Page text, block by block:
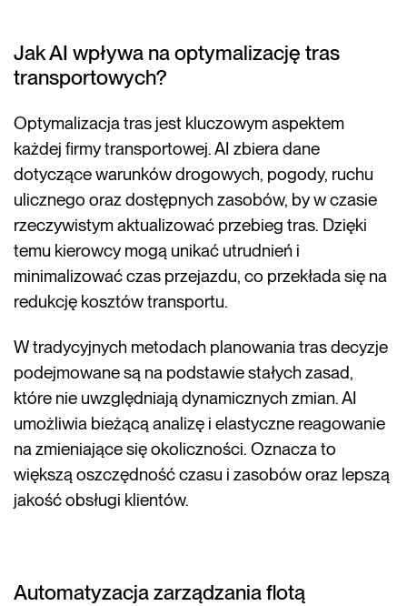
Jak AI wpływa na optymalizację tras
transportowych?
Optymalizacja tras jest kluczowym aspektem
każdej firmy transportowej. AI zbiera dane
dotyczące warunków drogowych, pogody, ruchu
ulicznego oraz dostępnych zasobów, by w czasie
rzeczywistym aktualizować przebieg tras. Dzięki
temu kierowcy mogą unikać utrudnień i
minimalizować czas przejazdu, co przekłada się na
redukcję kosztów transportu.
W tradycyjnych metodach planowania tras decyzje
podejmowane są na podstawie stałych zasad,
które nie uwzględniają dynamicznych zmian. AI
umożliwia bieżącą analizę i elastyczne reagowanie
na zmieniające się okoliczności. Oznacza to
większą oszczędność czasu i zasobów oraz lepszą
jakość obsługi klientów.
Automatyzacja zarządzania flotą